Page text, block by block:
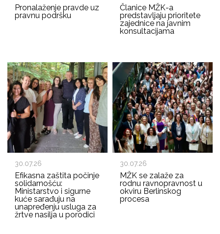
Pronalaženje pravde uz
pravnu podršku
Članice MŽK-a
predstavljaju prioritete
zajednice na javnim
konsultacijama
30.07.26
Efikasna zaštita počinje
solidarnošću:
Ministarstvo i sigurne
kuće sarađuju na
unapređenju usluga za
žrtve nasilja u porodici
30.07.26
MŽK se zalaže za
rodnu ravnopravnost u
okviru Berlinskog
procesa